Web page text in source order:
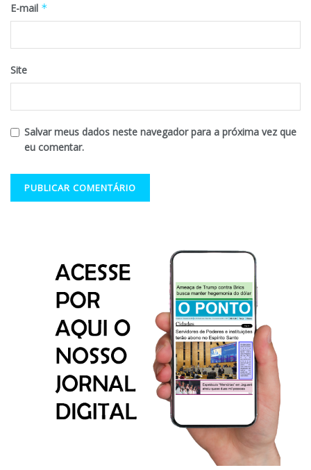
E-mail *
Site
Salvar meus dados neste navegador para a próxima vez que
eu comentar.